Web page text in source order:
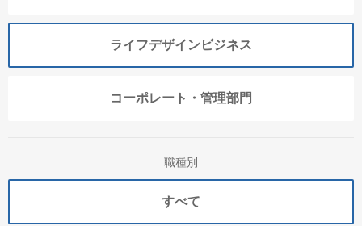
ライフデザインビジネス
コーポレート・管理部門
職種別
すべて